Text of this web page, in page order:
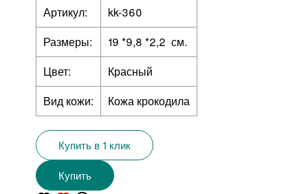
Артикул:
kk-360
Размеры:
19 *9,8 *2,2 см.
Цвет:
Красный
Вид кожи:
Кожа крокодила
Купить в 1 клик
Купить